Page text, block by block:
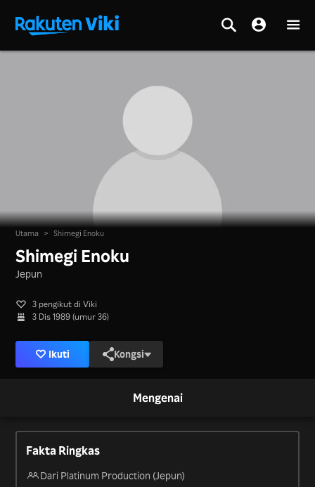
Utama > Shimegi Enoku
Shimegi Enoku
Jepun
3 pengikut di Viki
3 Dis 1989 (umur 36)
Ikuti Kongsi
Mengenai
Fakta Ringkas
Dari Platinum Production (Jepun)